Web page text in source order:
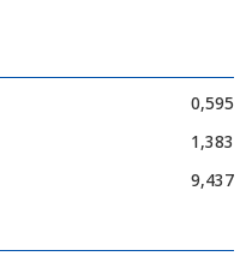
0,595
1,383
9,437